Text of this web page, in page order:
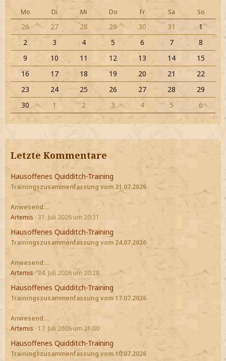
Mo Di Mi Do Fr Sa So
26 27 28 29 30 31
1
2
3 4 5 6 7
8
9
10 11 12 13 14
15
16
17 18 19 20 21
22
23
24 25 26 27 28
29
30
1 2 3 4 5 6
Letzte Kommentare
Hausoffenes Quidditch-Training
Trainingszusammenfassung vom 31.07.2026
Anwesend:…
Artemis 31. Juli 2026 um 20:31
Hausoffenes Quidditch-Training
Trainingszusammenfassung vom 24.07.2026
Anwesend:…
Artemis 24. Juli 2026 um 20:28
Hausoffenes Quidditch-Training
Trainingszusammenfassung vom 17.07.2026
Anwesend:…
Artemis
17. Juli 2026 um 21:00
Hausoffenes Quidditch-Training
Trainingszusammenfassung vom 10.07.2026